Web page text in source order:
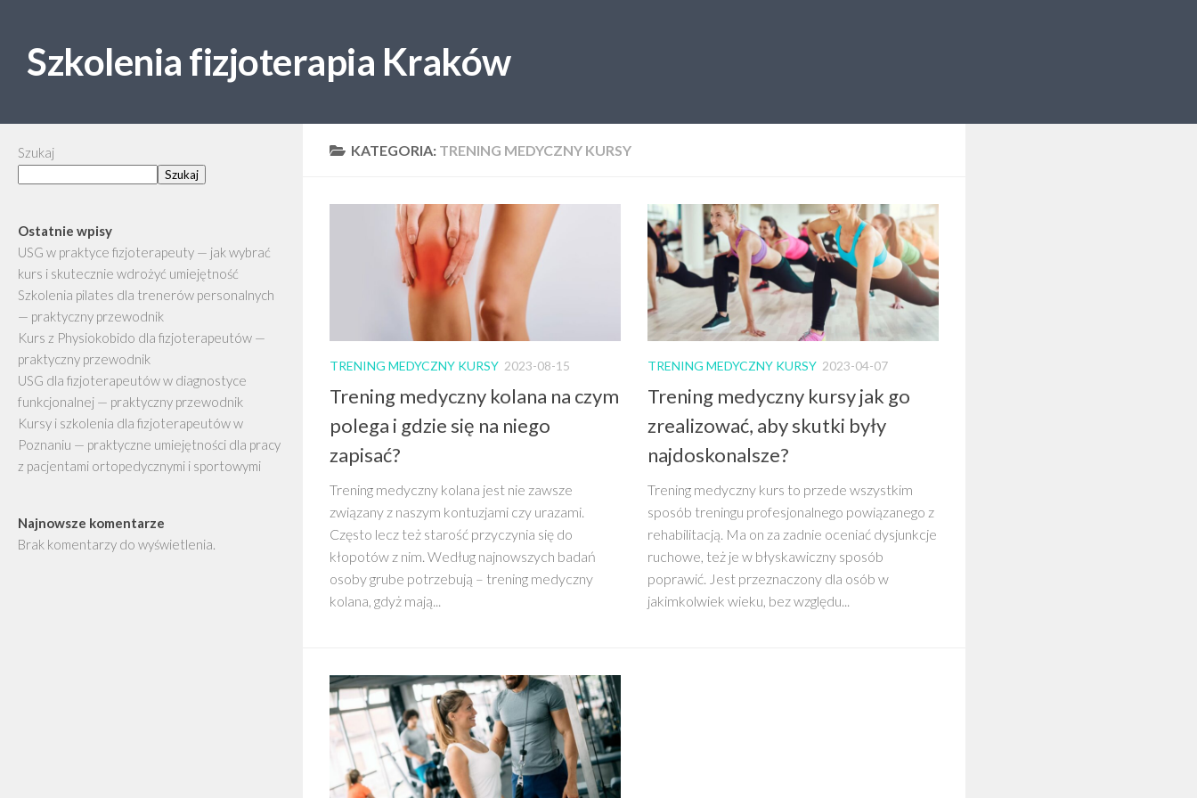
Szkolenia fizjoterapia Kraków
KATEGORIA: TRENING MEDYCZNY KURSY
TRENING MEDYCZNY KURSY 2023-08-15
Trening medyczny kolana na czym
polega i gdzie się na niego
zapisać?
Trening medyczny kolana jest nie zawsze
związany z naszym kontuzjami czy urazami.
Często lecz też starość przyczynia się do
kłopotów z nim. Według najnowszych badań
osoby grube potrzebują – trening medyczny
kolana, gdyż mają...
TRENING MEDYCZNY KURSY 2023-04-07
Trening medyczny kursy jak go
zrealizować, aby skutki były
najdoskonalsze?
Trening medyczny kurs to przede wszystkim
sposób treningu profesjonalnego powiązanego z
rehabilitacją. Ma on za zadnie oceniać dysjunkcje
ruchowe, też je w błyskawiczny sposób
poprawić. Jest przeznaczony dla osób w
jakimkolwiek wieku, bez względu...
Szukaj
Szukaj
Ostatnie wpisy
USG w praktyce fizjoterapeuty — jak wybrać
kurs i skutecznie wdrożyć umiejętność
Szkolenia pilates dla trenerów personalnych
— praktyczny przewodnik
Kurs z Physiokobido dla fizjoterapeutów —
praktyczny przewodnik
USG dla fizjoterapeutów w diagnostyce
funkcjonalnej — praktyczny przewodnik
Kursy i szkolenia dla fizjoterapeutów w
Poznaniu — praktyczne umiejętności dla pracy
z pacjentami ortopedycznymi i sportowymi
Najnowsze komentarze
Brak komentarzy do wyświetlenia.